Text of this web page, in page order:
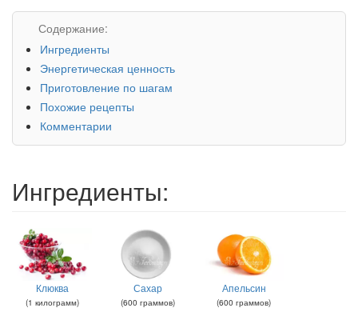
Содержание:
Ингредиенты
Энергетическая ценность
Приготовление по шагам
Похожие рецепты
Комментарии
Ингредиенты:
Клюква
(1 килограмм)
Сахар
(600 граммов)
Апельсин
(600 граммов)